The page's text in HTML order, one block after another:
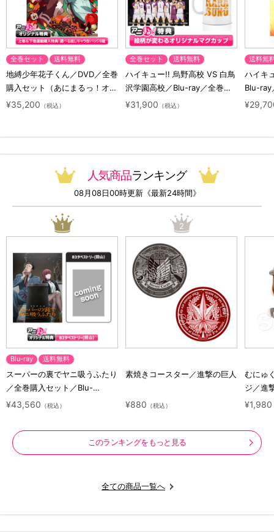
全巻セット 送料無料
地縛少年花子くん／DVD／全巻
購入セット（あにまるっ！オリ
ジナル特典付き・送料無料）
¥35,200 （税込）
全巻セット 送料無料
ハイキュー!! 烏野高校 VS 白鳥
沢学園高校／Blu-ray／全巻セ
ット（初回生産限定・アニまる
¥31,900 （税込）
送料無
ハイキ
Blu-ray
ト（初
人気商品ランキング
08月08日00時更新《最新24時間》
1
Blu-ray 送料無料
スーパーの裏でヤニ吸うふたり
／全巻購入セット／Blu-
ray（アニまるっ！オリジナル
¥43,560 （税込）
2
素焼きコースター／進撃の巨人
¥880 （税込）
むにゅ
ジ／進
ラクタ
¥1,980
このランキングをもっと見る
全ての商品一覧へ